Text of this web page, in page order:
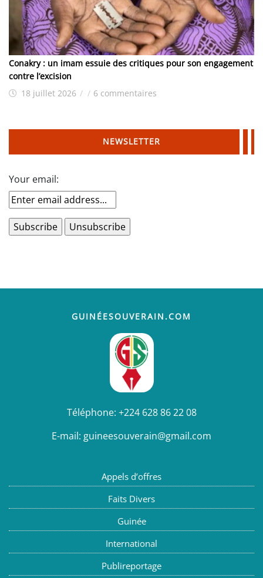
Conakry : un imam essuie des critiques pour son engagement
contre l’excision
18 juillet 2026 / / 6 commentaires
NEWSLETTER
Your email:
GUINÉESOUVERAIN.COM
Téléphone: +224 628 86 22 08
E-mail: guineesouverain@gmail.com
Appels d’offres
Faits Divers
Guinée
International
Publireportage